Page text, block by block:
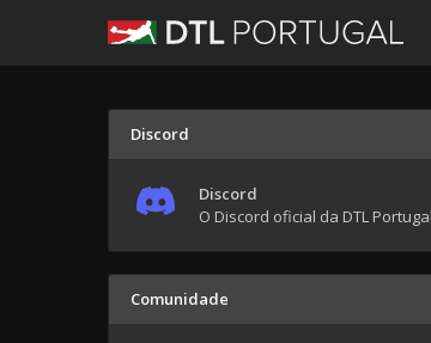
Discord
Discord
O Discord oficial da DTL Portugal
Comunidade